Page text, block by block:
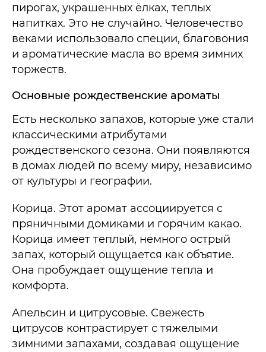
пирогах, украшенных ёлках, теплых
напитках. Это не случайно. Человечество
веками использовало специи, благовония
и ароматические масла во время зимних
торжеств.
Основные рождественские ароматы
Есть несколько запахов, которые уже стали
классическими атрибутами
рождественского сезона. Они появляются
в домах людей по всему миру, независимо
от культуры и географии.
Корица. Этот аромат ассоциируется с
пряничными домиками и горячим какао.
Корица имеет теплый, немного острый
запах, который ощущается как объятие.
Она пробуждает ощущение тепла и
комфорта.
Апельсин и цитрусовые. Свежесть
цитрусов контрастирует с тяжелыми
зимними запахами, создавая ощущение